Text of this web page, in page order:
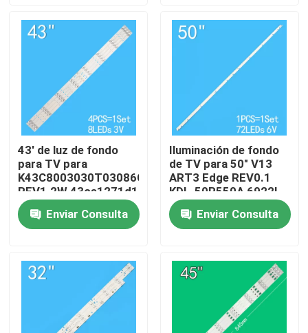
Vídeos
Sobre nosotros
Viaje de la fábrica
Control de calidad
Éntrenos en contacto con
Pida una cita
Iluminación de fondo para televisores LED
43' de luz de fondo
para TV para
K43C8003030T03086C9-
REV1.2W 43ce1271d1
Enviar Consulta
Iluminación de fondo
de TV para 50" V13
ART3 Edge REV0.1
KDL-50R550A 6922L-
0083A 6916L1291A
Enviar Consulta